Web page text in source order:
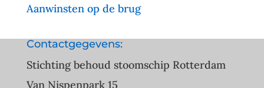
Aanwinsten op de brug
Contactgegevens:
Stichting behoud stoomschip Rotterdam
Van Nispenpark 15